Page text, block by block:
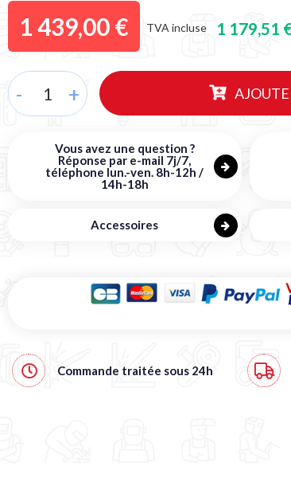
Vous avez une question ?
Réponse par e-mail 7j/7,
téléphone lun.-ven. 8h-12h /
14h-18h
Accessoires
1 439,00 € TVA incluse 1 179,51
Commande traitée sous 24h
- +